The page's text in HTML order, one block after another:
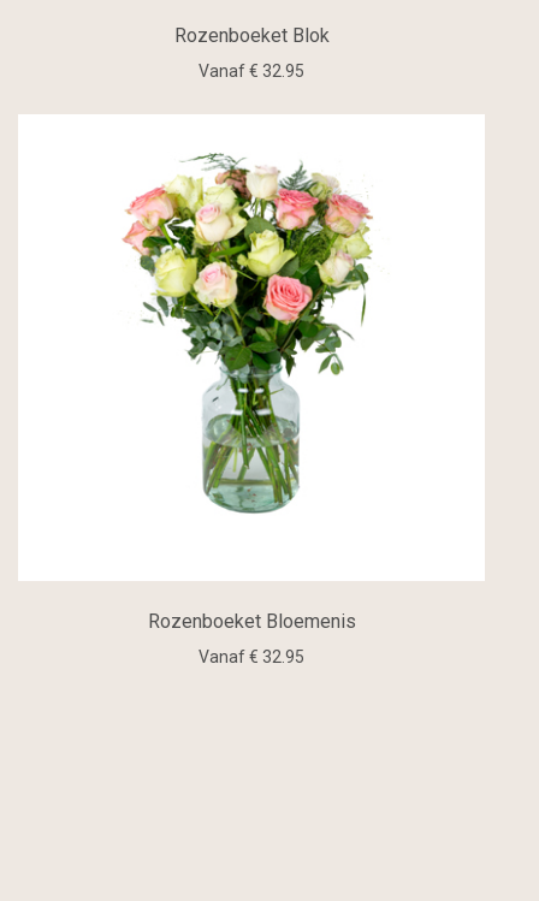
Rozenboeket Blok
Vanaf € 32.95
Rozenboeket Bloemenis
Vanaf € 32.95